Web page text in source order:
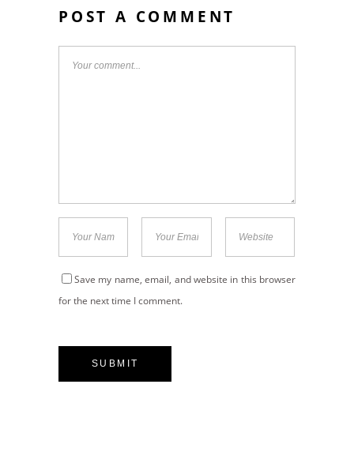
POST A COMMENT
Save my name, email, and website in this browser
for the next time I comment.